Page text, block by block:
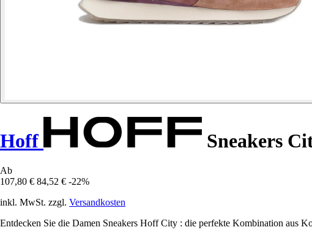
Hoff Sneakers
Ab
107,80 € 84,52 € -22%
inkl. MwSt. zzgl. Versandkosten
Entdecken Sie die Damen Sneakers Hoff City : die perfekte Kombination aus